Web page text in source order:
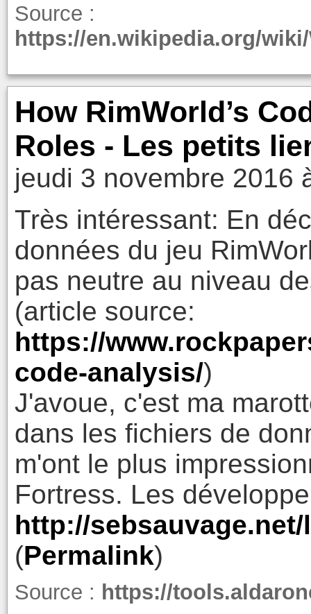
Source :
https://en.wikipedia.org/
How RimWorld’s
Roles - Les petits
jeudi 3 novembre 2016
Très intéressant: En
données du jeu
pas neutre au niveau
(article source:
https://
code-analysis/)
J'avoue, c'est ma
dans les fichiers de
m'ont le plus
Fortress. Les
http://
(Permalink)
Source : https://